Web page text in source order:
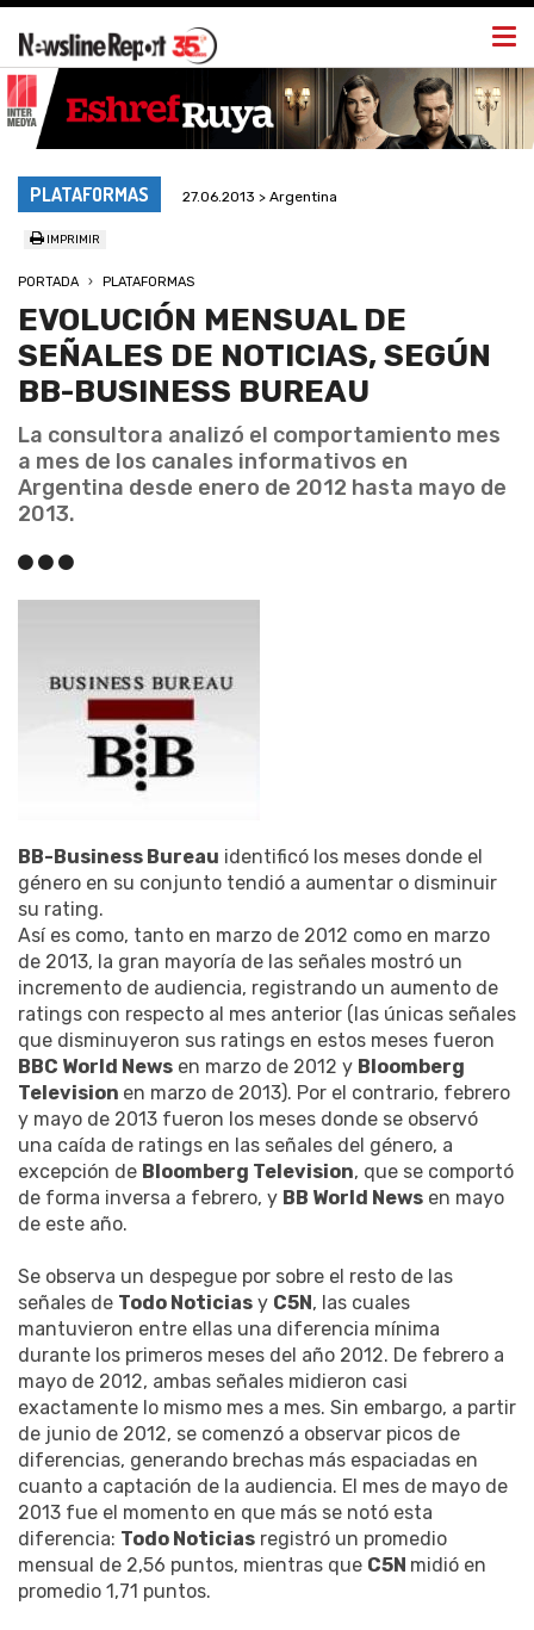
PLATAFORMAS 27.06.2013 > Argentina
IMPRIMIR
PORTADA PLATAFORMAS
EVOLUCIÓN MENSUAL DE
SEÑALES DE NOTICIAS, SEGÚN
BB-BUSINESS BUREAU
La consultora analizó el comportamiento mes
a mes de los canales informativos en
Argentina desde enero de 2012 hasta mayo de
2013.
BB-Business Bureau identificó los meses donde el
género en su conjunto tendió a aumentar o disminuir
su rating.
Así es como, tanto en marzo de 2012 como en marzo
de 2013, la gran mayoría de las señales mostró un
incremento de audiencia, registrando un aumento de
ratings con respecto al mes anterior (las únicas señales
que disminuyeron sus ratings en estos meses fueron
BBC World News en marzo de 2012 y Bloomberg
Television en marzo de 2013). Por el contrario, febrero
y mayo de 2013 fueron los meses donde se observó
una caída de ratings en las señales del género, a
excepción de Bloomberg Television, que se comportó
de forma inversa a febrero, y BB World News en mayo
de este año.
Se observa un despegue por sobre el resto de las
señales de Todo Noticias y C5N, las cuales
mantuvieron entre ellas una diferencia mínima
durante los primeros meses del año 2012. De febrero a
mayo de 2012, ambas señales midieron casi
exactamente lo mismo mes a mes. Sin embargo, a partir
de junio de 2012, se comenzó a observar picos de
diferencias, generando brechas más espaciadas en
cuanto a captación de la audiencia. El mes de mayo de
2013 fue el momento en que más se notó esta
diferencia: Todo Noticias registró un promedio
mensual de 2,56 puntos, mientras que C5N midió en
promedio 1,71 puntos.